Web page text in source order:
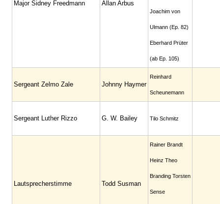
Major Sidney Freedmann Allan Arbus
Joachim von
Ulmann (Ep. 82)
Eberhard Prüter
(ab Ep. 105)
Sergeant Zelmo Zale Johnny Haymer
Reinhard
Scheunemann
Sergeant Luther Rizzo G. W. Bailey Tilo Schmitz
Lautsprecherstimme Todd Susman
Rainer Brandt
Heinz Theo
Branding Torsten
Sense